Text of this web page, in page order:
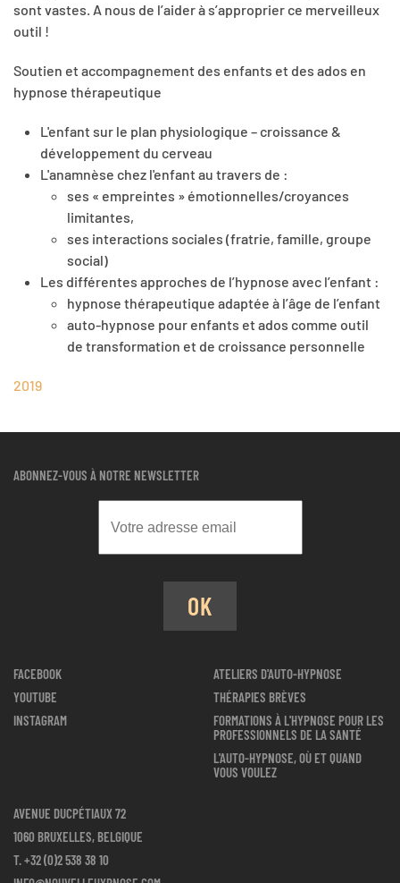
sont vastes. A nous de l’aider à s’approprier ce merveilleux
outil !
Soutien et accompagnement des enfants et des ados en
hypnose thérapeutique
L'enfant sur le plan physiologique – croissance &
développement du cerveau
L'anamnèse chez l'enfant au travers de :
ses « empreintes » émotionnelles/croyances
limitantes,
ses interactions sociales (fratrie, famille, groupe
social)
Les différentes approches de l’hypnose avec l’enfant :
hypnose thérapeutique adaptée à l’âge de l’enfant
auto-hypnose pour enfants et ados comme outil
de transformation et de croissance personnelle
2019
ABONNEZ-VOUS À NOTRE NEWSLETTER
OK
FACEBOOK
YOUTUBE
INSTAGRAM
ATELIERS D'AUTO-HYPNOSE
THÉRAPIES BRÈVES
FORMATIONS À L'HYPNOSE POUR LES
PROFESSIONNELS DE LA SANTÉ
L'AUTO-HYPNOSE, OÙ ET QUAND
VOUS VOULEZ
AVENUE DUCPÉTIAUX 72
1060 BRUXELLES, BELGIQUE
T.+32 (0)2 538 38 10